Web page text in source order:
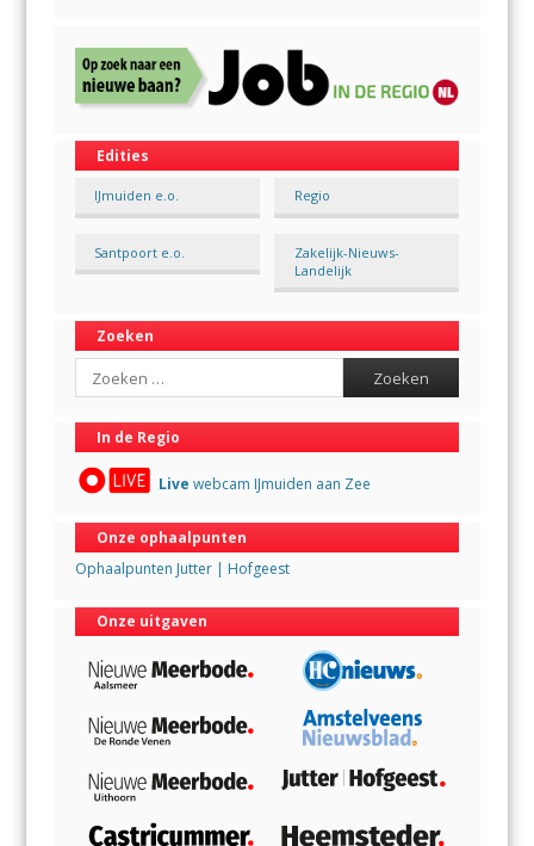
Edities
IJmuiden e.o. Regio
Santpoort e.o.
Zakelijk-Nieuws-
Landelijk
Zoeken
Search
In de Regio
Live webcam IJmuiden aan Zee
Onze ophaalpunten
Ophaalpunten Jutter | Hofgeest
Onze uitgaven